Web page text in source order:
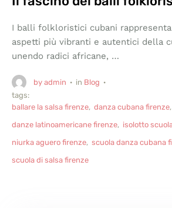
I balli folkloristici cubani
aspetti più vibranti e autentici della
unendo radici africane, …
by admin · in Blog ·
tags:
ballare la salsa firenze, danza cubana firenze,
danze latinoamericane firenze, isolotto
niurka aguero firenze, scuola danza cubana
scuola di salsa firenze